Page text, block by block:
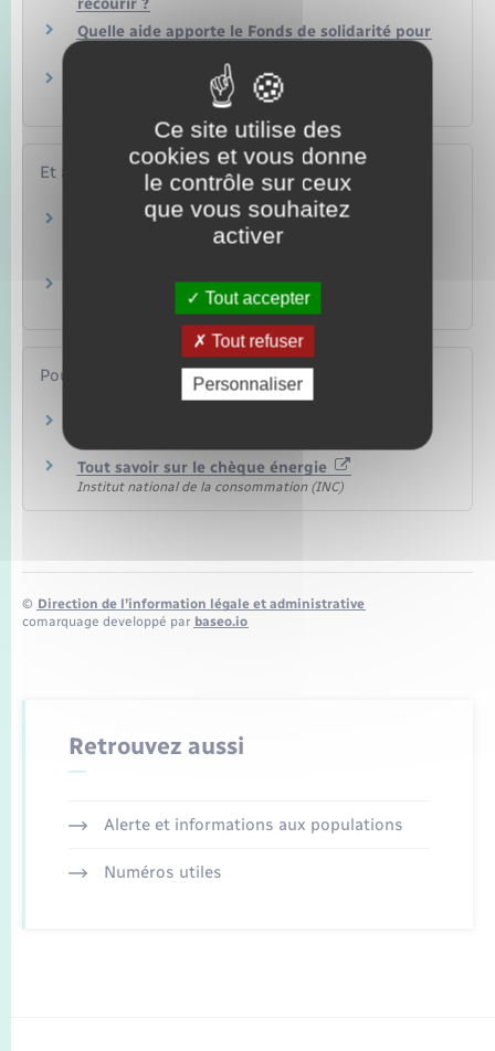
recourir ?
Quelle aide apporte le Fonds de solidarité pour
Comment choisir ou changer de fournisseur
d'électricité ou de gaz ?
Et aussi
Aides au paiement des factures : eau,
téléphone, électricité, gaz
Prime énergie "MaPrimeRénov'"
Pour en savoir plus
Tout savoir sur le chèque énergie
Institut national de la consommation (INC)
© Direction de l’information légale et administrative
comarquage developpé par baseo.io
Retrouvez aussi
Alerte et informations aux populations
Numéros utiles
Ce site utilise des
cookies et vous donne
le contrôle sur ceux
que vous souhaitez
activer
Tout accepter
Tout refuser
Personnaliser